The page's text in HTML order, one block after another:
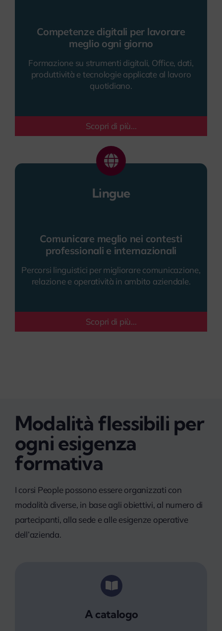
Competenze digitali per lavorare
meglio ogni giorno
Formazione su strumenti digitali, Office, dati,
produttività e tecnologie applicate al lavoro
quotidiano.
Scopri di più...
Lingue
Comunicare meglio nei contesti
professionali e internazionali
Percorsi linguistici per migliorare comunicazione,
relazione e operatività in ambito aziendale.
Scopri di più...
Modalità flessibili per
ogni esigenza
formativa
I corsi People possono essere organizzati con
modalità diverse, in base agli obiettivi, al numero di
partecipanti, alla sede e alle esigenze operative
dell’azienda.
A catalogo